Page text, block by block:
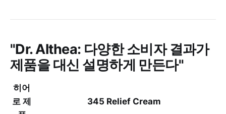
"Dr. Althea: 다양한 소비자 결과가
제품을 대신 설명하게 만든다"
히어
로 제
345 Relief Cream